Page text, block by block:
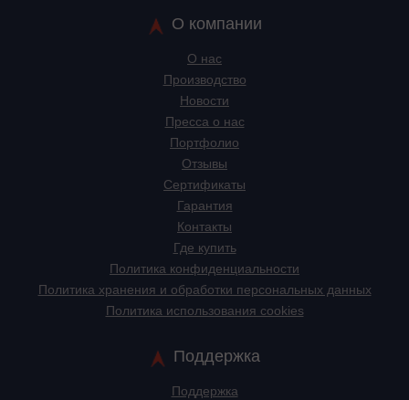
О компании
О нас
Производство
Новости
Пресса о нас
Портфолио
Отзывы
Сертификаты
Гарантия
Контакты
Где купить
Политика конфиденциальности
Политика хранения и обработки персональных данных
Политика использования cookies
Поддержка
Поддержка